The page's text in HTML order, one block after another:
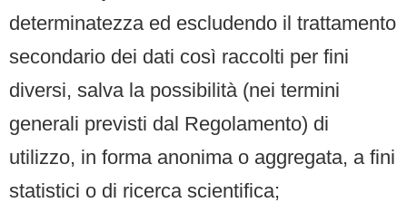
determinatezza ed escludendo il trattamento
secondario dei dati così raccolti per fini
diversi, salva la possibilità (nei termini
generali previsti dal Regolamento) di
utilizzo, in forma anonima o aggregata, a fini
statistici o di ricerca scientifica;